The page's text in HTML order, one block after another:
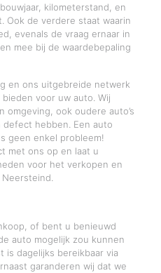
kilometerstand, en
Ook de verdere staat waarin
evenals de vraag ernaar in
mee bij de waardebepaling
en ons uitgebreide netwerk
voor uw auto. Wij
omgeving, ook oudere auto’s
hebben. Een auto
geen enkel probleem!
met ons op en laat u
voor het verkopen en
of bent u benieuwd
auto mogelijk zou kunnen
is dagelijks bereikbaar via
garanderen wij dat we